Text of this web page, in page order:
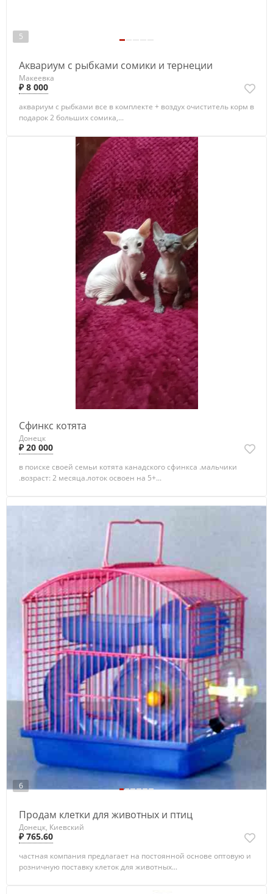
5
Аквариум с рыбками сомики и тернеции
Макеевка
₽ 8 000
аквариум с рыбками все в комплекте + воздух очиститель корм в
подарок 2 больших сомика,...
Сфинкс котята
Донецк
₽ 20 000
в поиске своей семьи котята канадского сфинкса .мальчики
.возраст: 2 месяца.лоток освоен на 5+...
6
Продам клетки для животных и птиц
Донецк, Киевский
₽ 765.60
частная компания предлагает на постоянной основе оптовую и
розничную поставку клеток для животных...